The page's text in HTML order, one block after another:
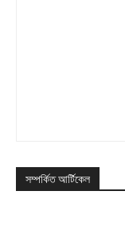
সম্পর্কিত আর্টিকেল